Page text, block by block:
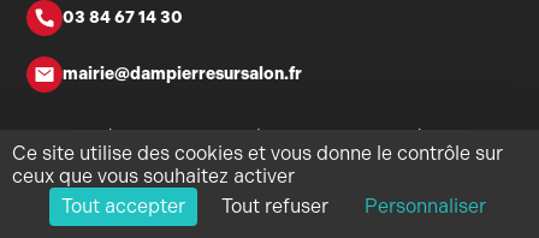
03 84 67 14 30
mairie@dampierresursalon.fr
Copyright ©2026 - Mairie de Dampierre-sur-Salon - Tous
droits réservés - RéalisationTorop.Net- Site mis à jour avec
WSB-Mentions légales-Politique de confidentialité
site
Ce site utilise des cookies et vous donne le contrôle sur
ceux que vous souhaitez activer
Tout accepter
Tout refuser Personnaliser